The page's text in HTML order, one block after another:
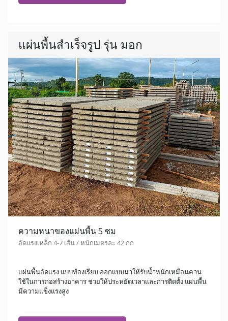
แผ่นพื้นสำเร็จรูป รุ่น มอก
ความหนาของแผ่นพื้น 5 ซม
อัดแรงเหล็ก 4-7 เส้น / หนักเมตรละ 42 กก
แผ่นพื้นอัดแรง แบบท้องเรียบ ออกแบบมาให้รับน้ำหนักเหมือนคาน
ใช้ในการก่อสร้างอาคาร ช่วยให้ประหยัดเวลาและการติดตั้ง แผ่นพื้น
มีความแข็งแรงสูง